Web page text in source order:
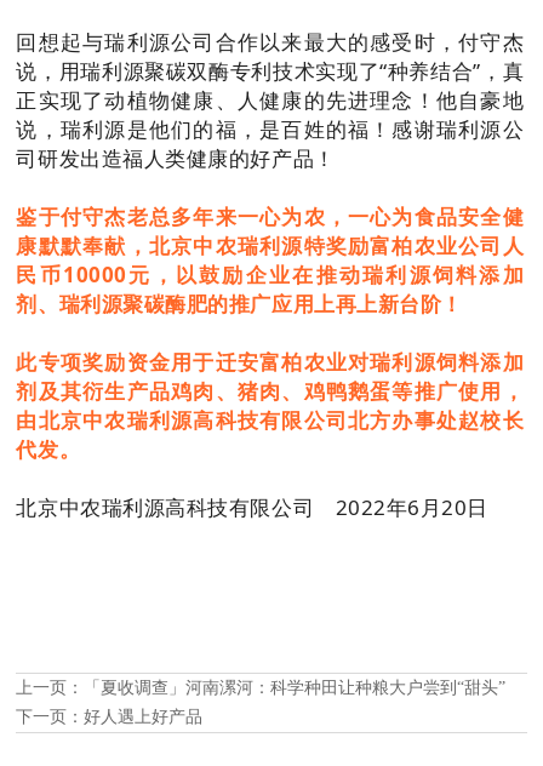
回想起与瑞利源公司合作以来最大的感受时，付守杰
说，用瑞利源聚碳双酶专利技术实现了“种养结合”，真
正实现了动植物健康、人健康的先进理念！他自豪地
说，瑞利源是他们的福，是百姓的福！感谢瑞利源公
司研发出造福人类健康的好产品！
鉴于付守杰老总多年来一心为农，一心为食品安全健
康默默奉献，北京中农瑞利源特奖励富柏农业公司人
民币10000元，以鼓励企业在推动瑞利源饲料添加
剂、瑞利源聚碳酶肥的推广应用上再上新台阶！
此专项奖励资金用于迁安富柏农业对瑞利源饲料添加
剂及其衍生产品鸡肉、猪肉、鸡鸭鹅蛋等推广使用，
由北京中农瑞利源高科技有限公司北方办事处赵校长
代发。
北京中农瑞利源高科技有限公司 2022年6月20日
上一页：
「夏收调查」河南漯河：科学种田让种粮大户尝到“甜头”
下一页：好人遇上好产品